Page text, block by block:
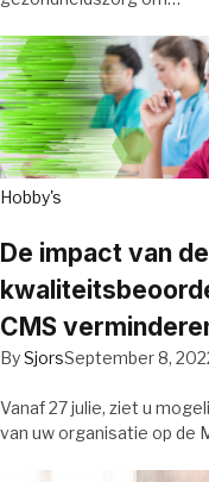
Hobby's
De impact van
CMS
BySjorsSeptember 8,
Vanaf 27 julie, ziet u
van uw organisatie op de